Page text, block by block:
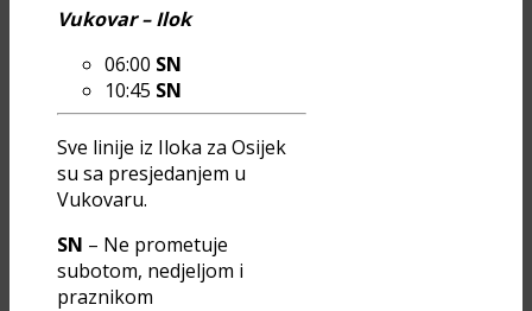
Vukovar – Ilok
06:00 SN
10:45 SN
Sve linije iz Iloka za Osijek
su sa presjedanjem u
Vukovaru.
SN – Ne prometuje
subotom, nedjeljom i
praznikom